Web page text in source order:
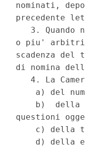
nominati,
precedente
3. Quando
o piu' arbitri,
scadenza
di nomina
4. La
a) del
b)  della
questioni
c) della
d) della